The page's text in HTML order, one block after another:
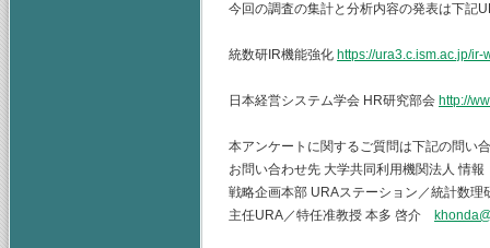
今回の調査の集計と分析内容の発表は下記
統数研IR機能強化 https://ura3.c.ism.ac.jp/ir-
日本経営システム学会 HR研究部会 http://
本アンケートに関するご質問は下記の問い
お問い合わせ先 大学共同利用機関法人 情
戦略企画本部 URAステーション／統計数
主任URA／特任准教授 本多 啓介